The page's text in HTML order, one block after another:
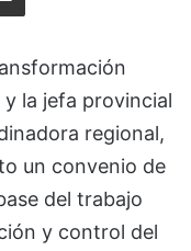
y la jefa provincial
regional,
un convenio de
del trabajo
y control del